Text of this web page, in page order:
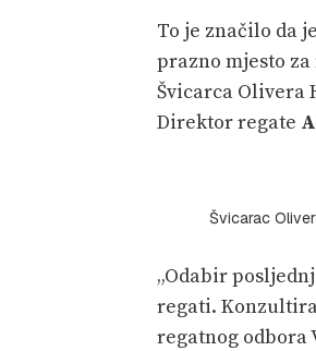
To je značilo da
prazno mjesto
Švicarca Olivera
Direktor regate
Švicarac
„Odabir
regati.
regatnog odbora